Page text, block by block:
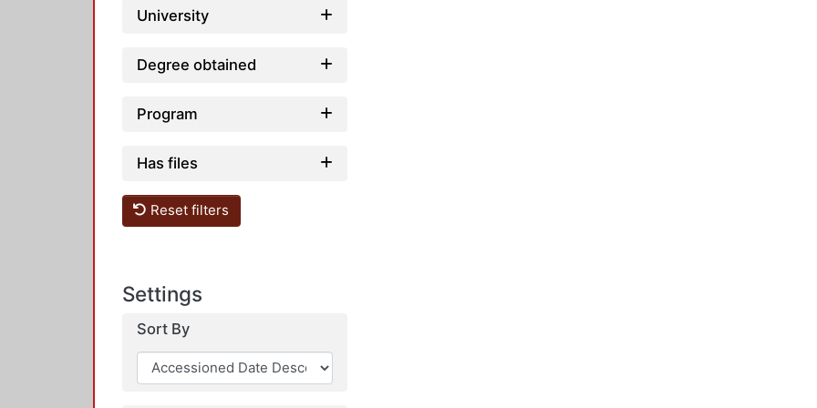
University
Degree obtained
Program
Has files
Reset filters
Settings
Sort By